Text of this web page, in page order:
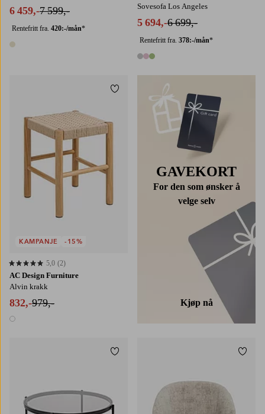
6 459,-7 599,-
Rentefritt fra. 420:-/mån*
1 farge
Sovesofa Los Angeles
5 694,-6 699,-
Rentefritt fra. 378:-/mån*
3 farger
AC Design Furniture
Alvin krakk
832,-979,-
1 farge
5,0 basert på 2 karaktergivninger
5,0 (2)
KAMPANJE -15%
Legg til favoritter
GAVEKORT
For den som ønsker å
velge selv
Kjøp nå
Legg til favoritter